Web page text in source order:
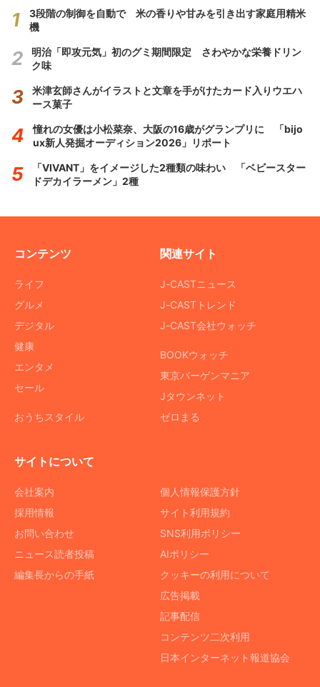
3段階の制御を自動で 米の香りや甘みを引き出す家庭用精米
機
明治「即攻元気」初のグミ期間限定 さわやかな栄養ドリン
ク味
米津玄師さんがイラストと文章を手がけたカード入りウエハ
ース菓子
憧れの女優は小松菜奈、大阪の16歳がグランプリに 「bijo
ux新人発掘オーディション2026」リポート
「VIVANT」をイメージした2種類の味わい 「ベビースター
ドデカイラーメン」2種
コンテンツ
ライフ
グルメ
デジタル
健康
エンタメ
セール
おうちスタイル
関連サイト
J-CASTニュース
J-CASTトレンド
J-CAST会社ウォッチ
BOOKウォッチ
東京バーゲンマニア
Jタウンネット
ゼロまる
サイトについて
会社案内
採用情報
お問い合わせ
ニュース読者投稿
編集長からの手紙
個人情報保護方針
サイト利用規約
SNS利用ポリシー
AIポリシー
クッキーの利用について
広告掲載
記事配信
コンテンツ二次利用
日本インターネット報道協会